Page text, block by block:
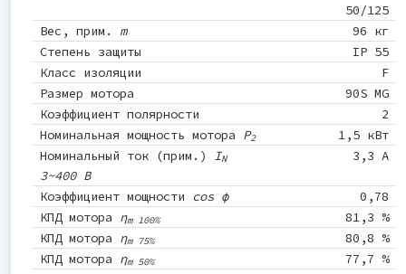
50/125
Вес, прим. m
96 кг
Степень защиты
IP 55
Класс изоляции
F
Размер мотора
90S MG
Коэффициент полярности
2
Номинальная мощность мотора P2
1,5 кВт
Номинальный ток (прим.) IN
3~400 В
3,3 A
Коэффициент мощности cos φ
0,78
КПД мотора ηm 100%
81,3 %
КПД мотора ηm 75%
80,8 %
КПД мотора ηm 50% 77,7 %